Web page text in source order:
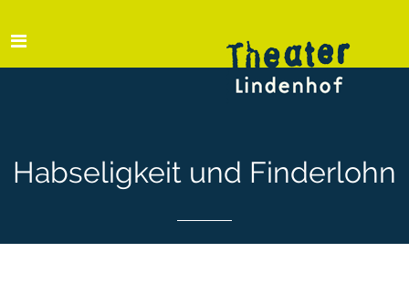
Habseligkeit und Finderlohn